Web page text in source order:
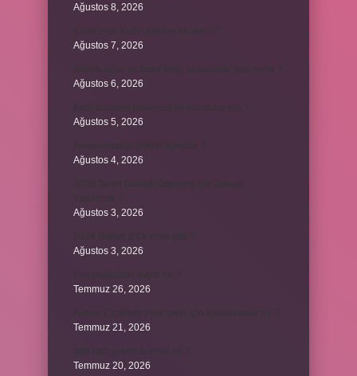
Ağustos 8, 2026
Ağustos 7, 2026
Ağustos 6, 2026
Ağustos 5, 2026
Ağustos 4, 2026
Ağustos 3, 2026
Ağustos 3, 2026
Temmuz 26, 2026
Temmuz 21, 2026
Temmuz 20, 2026